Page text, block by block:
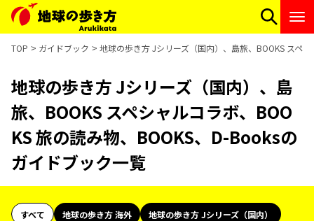
TOP ガイドブック 地球の歩き方 Jシリーズ（国内）、島旅、BOOKS スペ
地球の歩き方 Jシリーズ（国内）、島
旅、BOOKS スペシャルコラボ、BOO
KS 旅の読み物、BOOKS、D-Booksの
ガイドブック一覧
すべて 地球の歩き方 海外
地球の歩き方 Jシリーズ（国内）